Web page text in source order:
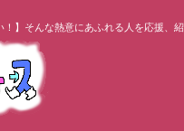
】そんな熱意にあふれる人を応援、